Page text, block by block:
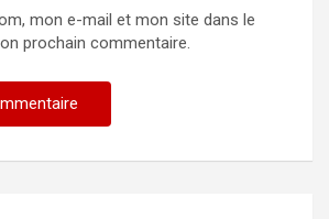
mon e-mail et mon site dans le
prochain commentaire.